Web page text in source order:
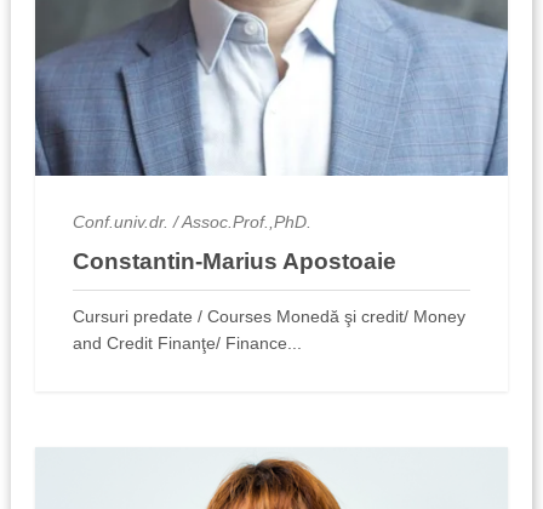
Conf.univ.dr. / Assoc.Prof.,PhD.
Constantin-Marius Apostoaie
Cursuri predate / Courses Monedă şi credit/ Money
and Credit Finanţe/ Finance...